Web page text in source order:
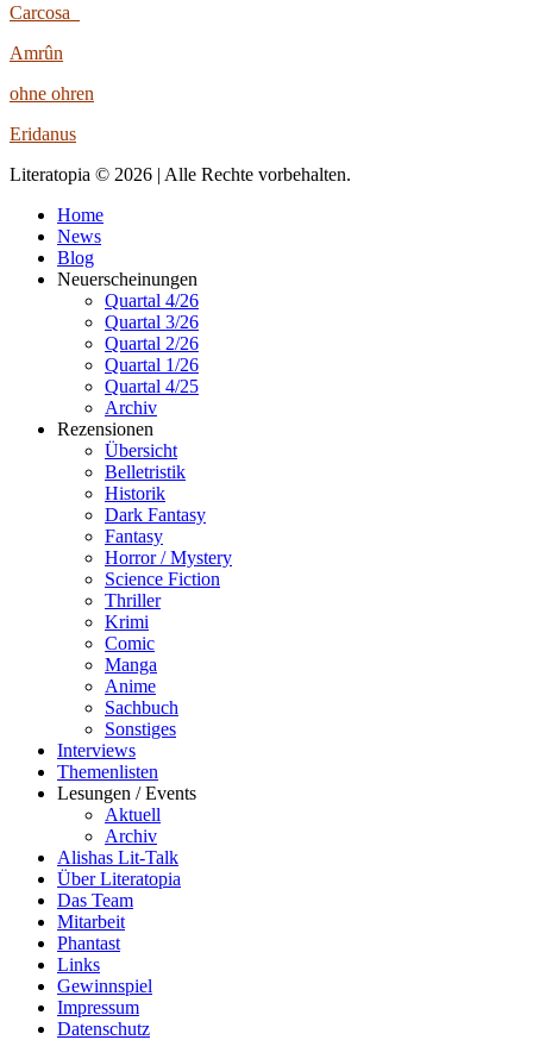
Carcosa
Amrûn
ohne ohren
Eridanus
Literatopia © 2026 | Alle Rechte vorbehalten.
Home
News
Blog
Neuerscheinungen
Quartal 4/26
Quartal 3/26
Quartal 2/26
Quartal 1/26
Quartal 4/25
Archiv
Rezensionen
Übersicht
Belletristik
Historik
Dark Fantasy
Fantasy
Horror / Mystery
Science Fiction
Thriller
Krimi
Comic
Manga
Anime
Sachbuch
Sonstiges
Interviews
Themenlisten
Lesungen / Events
Aktuell
Archiv
Alishas Lit-Talk
Über Literatopia
Das Team
Mitarbeit
Phantast
Links
Gewinnspiel
Impressum
Datenschutz